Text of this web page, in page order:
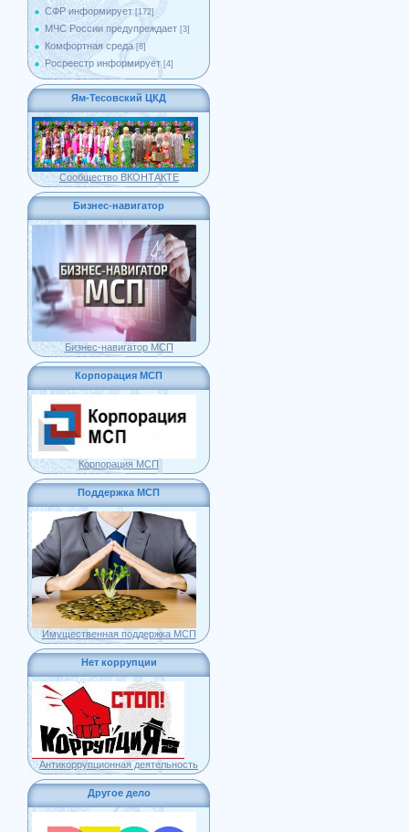
СФР информирует [172]
МЧС России предупреждает [3]
Комфортная среда [8]
Росреестр информирует [4]
Ям-Тесовский ЦКД
Сообщество ВКОНТАКТЕ
Бизнес-навигатор
Бизнес-навигатор МСП
Корпорация МСП
Корпорация МСП
Поддержка МСП
Имущественная поддержка МСП
Нет коррупции
Антикоррупционная деятельность
Другое дело